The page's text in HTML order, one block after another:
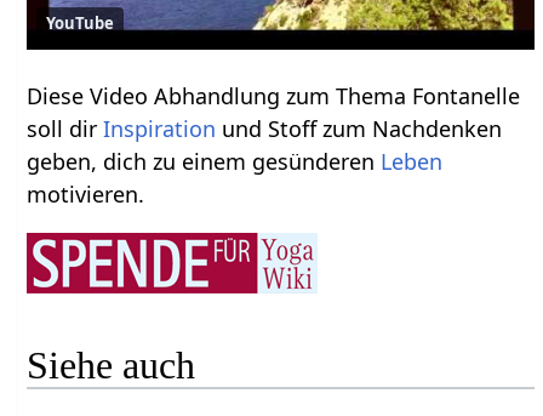
YouTube
Diese Video Abhandlung zum Thema Fontanelle
soll dirInspiration und Stoff zum Nachdenken
geben, dich zu einem gesünderen Leben
motivieren.
Siehe auch